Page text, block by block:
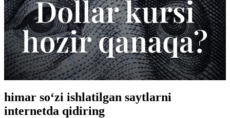
himar so‘zi ishlatilgan saytlarni
internetda qidiring